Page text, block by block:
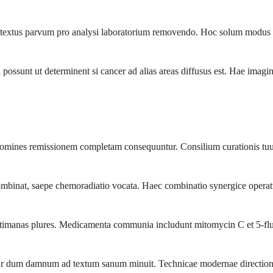
parvum pro analysi laboratorium removendo. Hoc solum
ut determinent si cancer ad alias areas diffusus est. Hae
remissionem completam consequuntur. Consilium curationis
saepe chemoradiatio vocata. Haec combinatio synergice
plures. Medicamenta communia includunt mitomycin C et
damnum ad textum sanum minuit. Technicae modernae